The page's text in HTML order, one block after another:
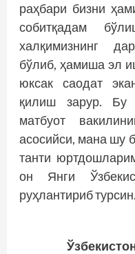
раҳбари бизни
собитқадам
халқимизнинг
бўлиб, ҳамиша эл
юксак саодат
қилиш зарур. Бу
матбуот
асосийси, мана шу
танти
он Янги
руҳлантириб турсин.